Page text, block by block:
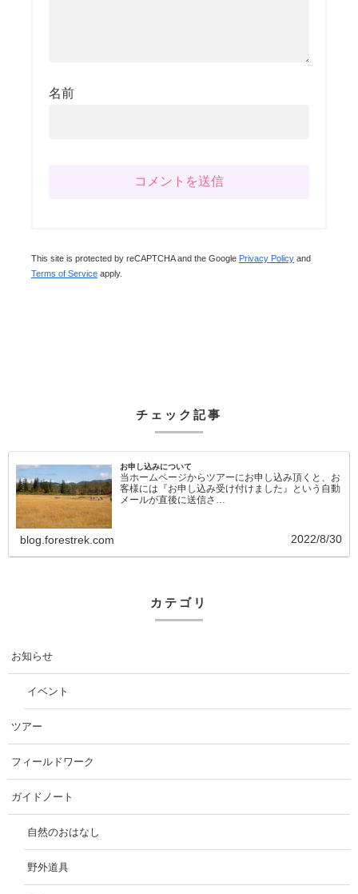
名前
This site is protected by reCAPTCHA and the Google Privacy Policy and
Terms of Service apply.
チェック記事
お申し込みについて
当ホームページからツアーにお申し込み頂くと、お
客様には『お申し込み受け付けました』という自動
メールが直後に送信さ…
blog.forestrek.com 2022/8/30
カテゴリ
お知らせ
イベント
ツアー
フィールドワーク
ガイドノート
自然のおはなし
野外道具